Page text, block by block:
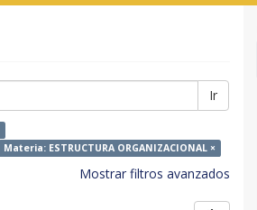
Ir
Materia: ESTRUCTURA ORGANIZACIONAL ×
Mostrar filtros avanzados